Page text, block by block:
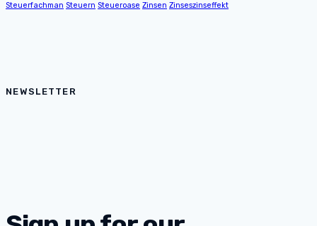
Steuerfachman Steuern Steueroase Zinsen Zinseszinseffekt
NEWSLETTER